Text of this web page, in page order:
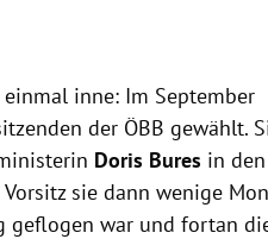
inne: Im September
der ÖBB gewählt.
Doris Bures in den
sie dann wenige
geflogen war und fortan